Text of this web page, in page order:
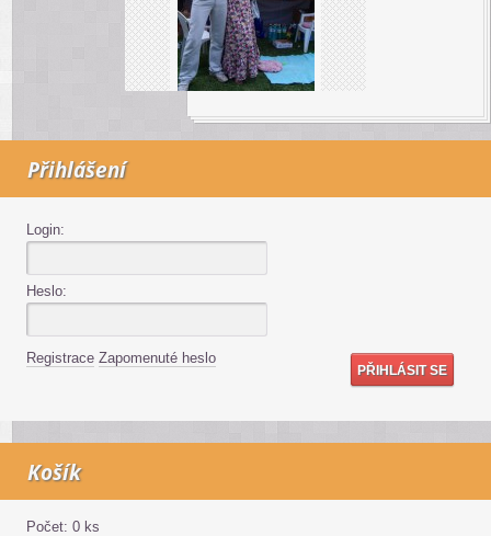
Přihlášení
Login:
Heslo:
Registrace Zapomenuté heslo
Košík
Počet: 0 ks